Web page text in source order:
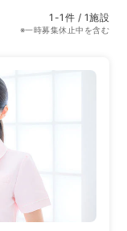
1-1件 / 1施設
※一時募集休止中を含む